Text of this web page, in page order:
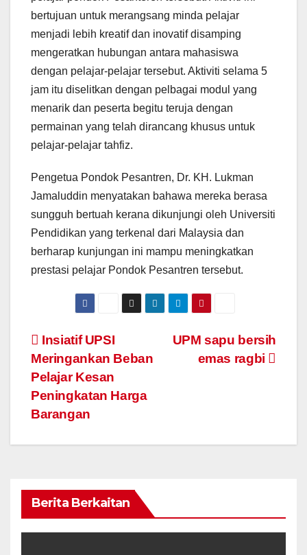
bertujuan untuk merangsang minda pelajar
menjadi lebih kreatif dan inovatif disamping
mengeratkan hubungan antara mahasiswa
dengan pelajar-pelajar tersebut. Aktiviti selama 5
jam itu diselitkan dengan pelbagai modul yang
menarik dan peserta begitu teruja dengan
permainan yang telah dirancang khusus untuk
pelajar-pelajar tahfiz.
Pengetua Pondok Pesantren, Dr. KH. Lukman
Jamaluddin menyatakan bahawa mereka berasa
sungguh bertuah kerana dikunjungi oleh Universiti
Pendidikan yang terkenal dari Malaysia dan
berharap kunjungan ini mampu meningkatkan
prestasi pelajar Pondok Pesantren tersebut.
Navigasi
kiriman
UPM sapu bersih
emas ragbi
Insiatif UPSI
Meringankan Beban
Pelajar Kesan
Peningkatan Harga
Barangan
Berita Berkaitan